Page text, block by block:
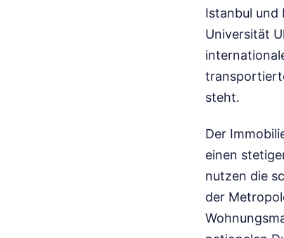
Istanbul und
Universität
steht.
Der
einen
nutzen die
der